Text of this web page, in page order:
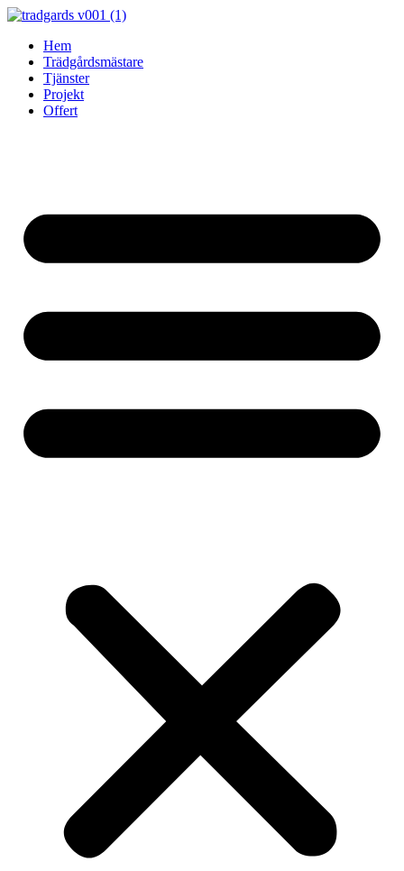
Skip
contentHem
Trädgårdsmästare
Tjänster
Projekt
Offert